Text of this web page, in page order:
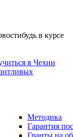
будь в курсе
в Чехии
Методика
Гарантия
Гранты на